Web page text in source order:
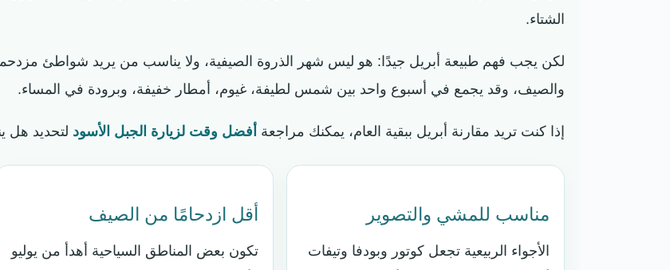
الشتاء.
لكن يجب فهم طبيعة أبريل جيدًا: هو ليس شهر الذروة الصيفية، ولا يناسب من يريد شواطئ
والصيف، وقد يجمع في أسبوع واحد بين شمس لطيفة، غيوم، أمطار خفيفة، وبرودة في المساء.
إذا كنت تريد مقارنة أبريل ببقية العام، يمكنك مراجعة أفضل وقت لزيارة الجبل الأسود لتحديد هل
مناسب للمشي والتصوير
الأجواء الربيعية تجعل كوتور وبودفا وتيفات
أقل ازدحامًا من الصيف
تكون بعض المناطق السياحية أهدأ من يوليو